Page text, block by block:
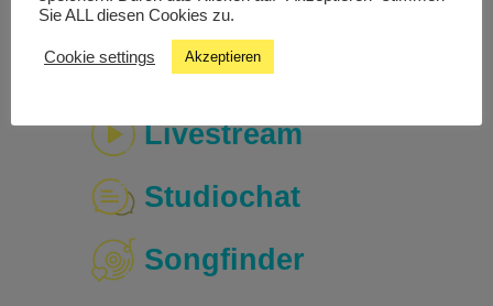
Livestream
Studiochat
Songfinder
Sie ALL diesen Cookies zu.
Cookie settings Akzeptieren